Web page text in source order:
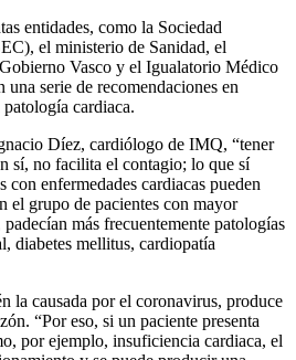
entidades, como la Sociedad
el ministerio de Sanidad, el
Vasco y el Igualatorio Médico
serie de recomendaciones en
cardiaca.
Díez, cardiólogo de IMQ, “tener
sí, no facilita el contagio; lo que sí
con enfermedades cardiacas pueden
el grupo de pacientes con mayor
más frecuentemente patologías
diabetes mellitus, cardiopatía
la causada por el coronavirus, produce
“Por eso, si un paciente presenta
por ejemplo, insuficiencia cardiaca, el